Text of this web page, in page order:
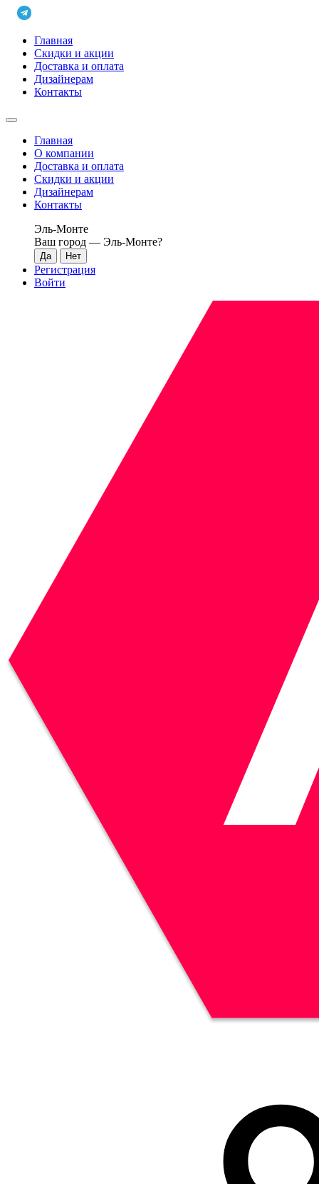
Главная
Скидки и акции
Доставка и оплата
Дизайнерам
Контакты
Главная
О компании
Доставка и оплата
Скидки и акции
Дизайнерам
Контакты
Эль-Монте
Ваш город — Эль-Монте?
Регистрация
Войти